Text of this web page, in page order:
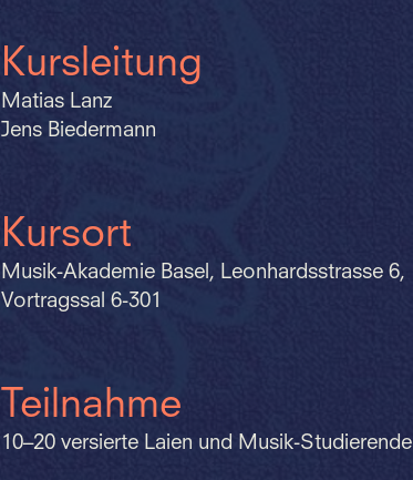
Kursleitung
Matias Lanz
Jens Biedermann
Kursort
Musik-Akademie Basel, Leonhardsstrasse 6,
Vortragssal 6-301
Teilnahme
10–20 versierte Laien und Musik-Studierende